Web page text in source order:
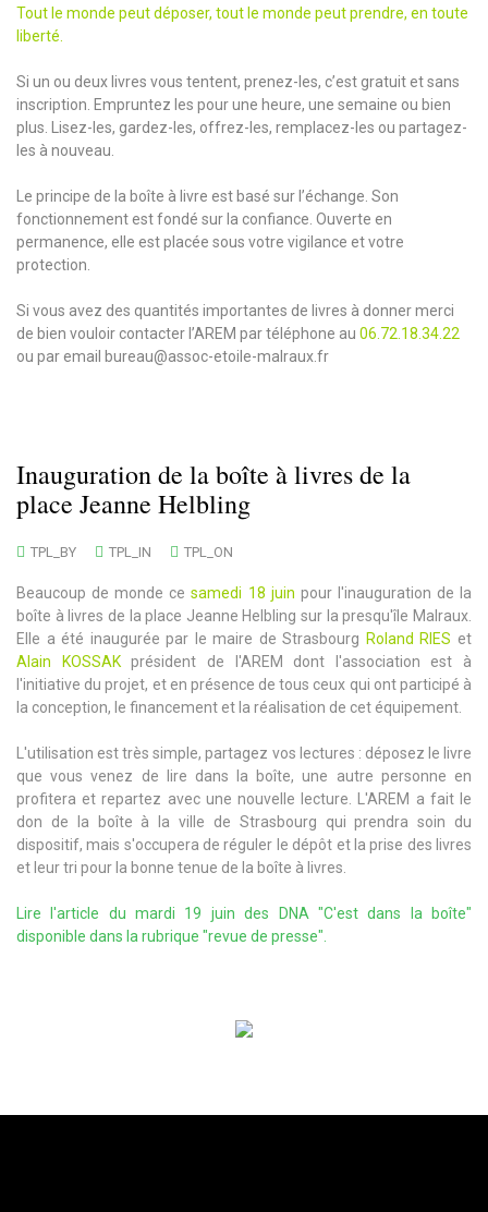
Tout le monde peut déposer, tout le monde peut prendre, en toute
liberté.
Si un ou deux livres vous tentent, prenez-les, c’est gratuit et sans
inscription. Empruntez les pour une heure, une semaine ou bien
plus. Lisez-les, gardez-les, offrez-les, remplacez-les ou partagez-
les à nouveau.
Le principe de la boîte à livre est basé sur l’échange. Son
fonctionnement est fondé sur la confiance. Ouverte en
permanence, elle est placée sous votre vigilance et votre
protection.
Si vous avez des quantités importantes de livres à donner merci
de bien vouloir contacter l’AREM par téléphone au 06.72.18.34.22
ou par email bureau@assoc-etoile-malraux.fr
Inauguration de la boîte à livres de la
place Jeanne Helbling
TPL_BY TPL_IN TPL_ON
Beaucoup de monde cesamedi 18 juin pour l'inauguration de la
boîte à livres de la place Jeanne Helbling sur la presqu'île Malraux.
Elle a été inaugurée par le maire de Strasbourg Roland RIES et
Alain KOSSAKprésident de l'AREM dont l'association est à
l'initiative du projet, et en présence de tous ceux qui ont participé à
la conception, le financement et la réalisation de cet équipement.
L'utilisation est très simple, partagez vos lectures : déposez le livre
que vous venez de lire dans la boîte, une autre personne en
profitera et repartez avec une nouvelle lecture. L'AREM a fait le
don de la boîte à la ville de Strasbourg qui prendra soin du
dispositif, mais s'occupera de réguler le dépôt et la prise des livres
et leur tri pour la bonne tenue de la boîte à livres.
Lire l'article du mardi 19 juin des DNA "C'est dans la boîte"
disponible dans la rubrique "revue de presse".